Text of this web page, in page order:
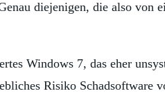
diejenigen, die also von
Windows 7, das eher
Risiko Schadsoftware